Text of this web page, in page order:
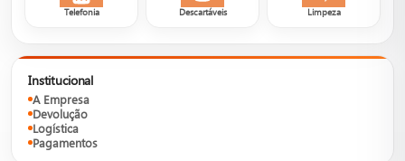
Telefonia Descartáveis Limpeza
Institucional
A Empresa
Devolução
Logística
Pagamentos